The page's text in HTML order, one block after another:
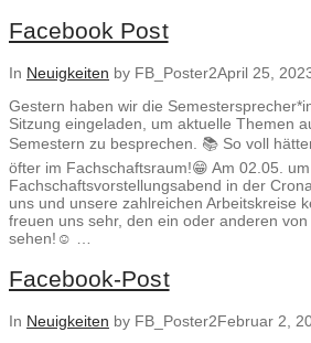
Facebook Post
In Neuigkeiten by FB_Poster2April 25,
Gestern haben wir die
Sitzung eingeladen, um aktuelle Themen
Semestern zu besprechen. 📚 So voll
öfter im Fachschaftsraum!😁 Am 02.05.
Fachschaftsvorstellungsabend in der
uns und unsere zahlreichen Arbeitskreise
freuen uns sehr, den ein oder anderen
sehen!☺️ …
Facebook-Post
In Neuigkeiten by FB_Poster2Februar 2,